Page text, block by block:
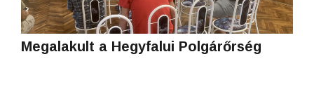
Megalakult a Hegyfalui Polgárőrség